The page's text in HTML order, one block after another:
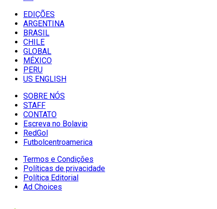
EDIÇÕES
ARGENTINA
BRASIL
CHILE
GLOBAL
MÉXICO
PERU
US ENGLISH
SOBRE NÓS
STAFF
CONTATO
Escreva no Bolavip
RedGol
Futbolcentroamerica
Termos e Condições
Políticas de privacidade
Política Editorial
Ad Choices